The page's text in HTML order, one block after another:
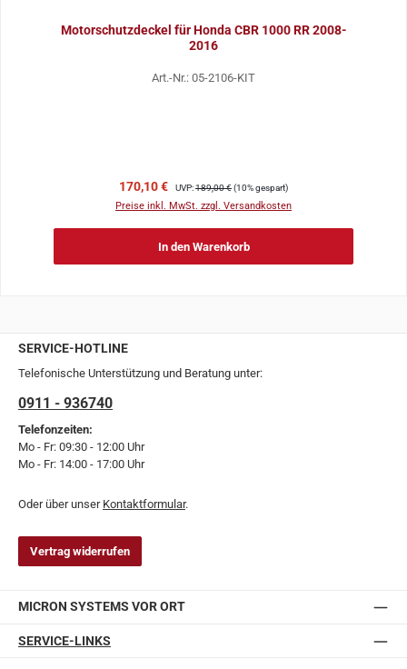
Motorschutzdeckel für Honda CBR 1000 RR 2008-
2016
Art.-Nr.: 05-2106-KIT
Verkaufspreis:
170,10 € Regulärer Preis:
UVP:189,00 €(10% gespart)
Preise inkl. MwSt. zzgl. Versandkosten
In den Warenkorb
SERVICE-HOTLINE
Telefonische Unterstützung und Beratung unter:
0911 - 936740
Telefonzeiten:
Mo - Fr: 09:30 - 12:00 Uhr
Mo - Fr: 14:00 - 17:00 Uhr
Oder über unser Kontaktformular.
Vertrag widerrufen
MICRON SYSTEMS VOR ORT
SERVICE-LINKS